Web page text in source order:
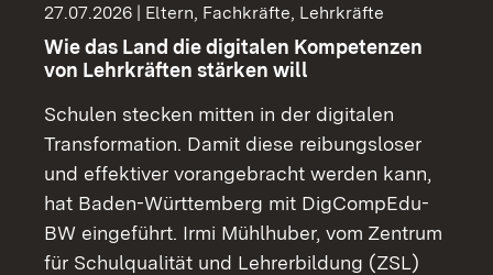
27.07.2026 | Eltern, Fachkräfte, Lehrkräfte
Wie das Land die digitalen Kompetenzen
von Lehrkräften stärken will
Schulen stecken mitten in der digitalen
Transformation. Damit diese reibungsloser
und effektiver vorangebracht werden kann,
hat Baden-Württemberg mit DigCompEdu-
BW eingeführt. Irmi Mühlhuber, vom Zentrum
für Schulqualität und Lehrerbildung (ZSL)